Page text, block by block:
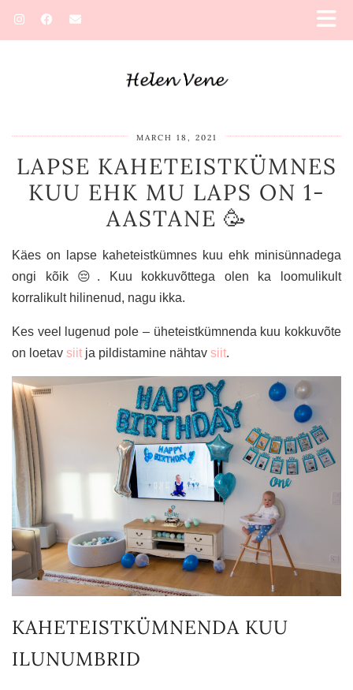
MARCH 18, 2021
LAPSE KAHETEISTKÜMNES
KUU EHK MU LAPS ON 1-
AASTANE 🥳
Käes on lapse kaheteistkümnes kuu ehk minisünnadega
ongi kõik 😔. Kuu kokkuvõttega olen ka loomulikult
korralikult hilinenud, nagu ikka.
Kes veel lugenud pole – üheteistkümnenda kuu kokkuvõte
on loetav siit ja pildistamine nähtav siit.
KAHETEISTKÜMNENDA KUU
ILUNUMBRID